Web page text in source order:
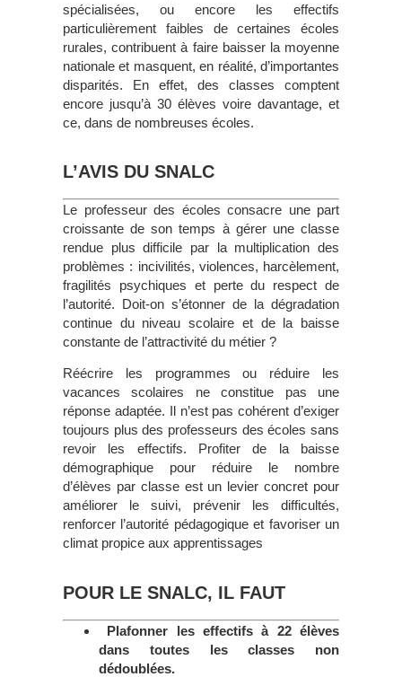
spécialisées, ou encore les effectifs
particulièrement faibles de certaines écoles
rurales, contribuent à faire baisser la moyenne
nationale et masquent, en réalité, d’importantes
disparités. En effet, des classes comptent
encore jusqu’à 30 élèves voire davantage, et
ce, dans de nombreuses écoles.
L’AVIS DU SNALC
Le professeur des écoles consacre une part
croissante de son temps à gérer une classe
rendue plus difficile par la multiplication des
problèmes : incivilités, violences, harcèlement,
fragilités psychiques et perte du respect de
l’autorité. Doit-on s’étonner de la dégradation
continue du niveau scolaire et de la baisse
constante de l’attractivité du métier ?
Réécrire les programmes ou réduire les
vacances scolaires ne constitue pas une
réponse adaptée. Il n’est pas cohérent d’exiger
toujours plus des professeurs des écoles sans
revoir les effectifs. Profiter de la baisse
démographique pour réduire le nombre
d’élèves par classe est un levier concret pour
améliorer le suivi, prévenir les difficultés,
renforcer l’autorité pédagogique et favoriser un
climat propice aux apprentissages
POUR LE SNALC, IL FAUT
Plafonner les effectifs à 22 élèves
dans toutes les classes non
dédoublées.